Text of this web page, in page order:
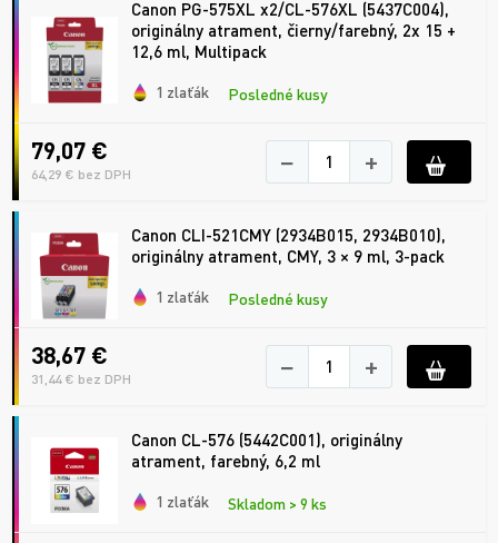
Canon PG-575XL x2/CL-576XL (5437C004),
originálny atrament, čierny/farebný, 2x 15 +
12,6 ml, Multipack
1 zlaťák Posledné kusy
79,07 €
64,29 € bez DPH − +
Canon CLI-521CMY (2934B015, 2934B010),
originálny atrament, CMY, 3 × 9 ml, 3-pack
1 zlaťák Posledné kusy
38,67 €
31,44 € bez DPH − +
Canon CL-576 (5442C001), originálny
atrament, farebný, 6,2 ml
1 zlaťák Skladom > 9 ks